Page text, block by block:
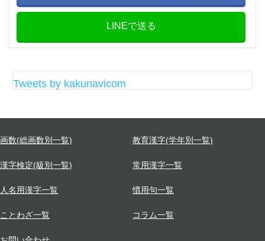
LINEで送る
Tweets by kakunavicom
画数(総画数別一覧) 教育漢字(学年別一覧)
漢字検定(級別一覧) 常用漢字一覧
人名用漢字一覧 慣用句一覧
ことわざ一覧 コラム一覧